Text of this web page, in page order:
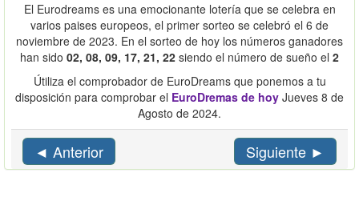
El Eurodreams es una emocionante lotería que se celebra en
varios paises europeos, el primer sorteo se celebró el 6 de
noviembre de 2023. En el sorteo de hoy los números ganadores
han sido 02, 08, 09, 17, 21, 22 siendo el número de sueño el 2
Útiliza el comprobador de EuroDreams que ponemos a tu
disposición para comprobar el EuroDremas de hoy Jueves 8 de
Agosto de 2024.
◄ Anterior Siguiente ►